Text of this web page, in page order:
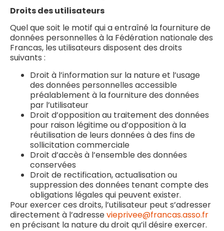
Droits des utilisateurs
Quel que soit le motif qui a entraîné la fourniture de
données personnelles à la Fédération nationale des
Francas, les utilisateurs disposent des droits
suivants :
Droit à l’information sur la nature et l’usage
des données personnelles accessible
préalablement à la fourniture des données
par l’utilisateur
Droit d’opposition au traitement des données
pour raison légitime ou d’opposition à la
réutilisation de leurs données à des fins de
sollicitation commerciale
Droit d’accès à l’ensemble des données
conservées
Droit de rectification, actualisation ou
suppression des données tenant compte des
obligations légales qui peuvent exister.
Pour exercer ces droits, l’utilisateur peut s’adresser
directement à l’adressevieprivee@francas.asso.fr
en précisant la nature du droit qu’il désire exercer.